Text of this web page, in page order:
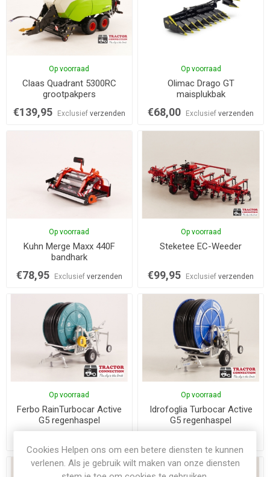
Op voorraad
Claas Quadrant 5300RC
grootpakpers
€139,95 Exclusief verzenden
Op voorraad
Olimac Drago GT
maisplukbak
€68,00 Exclusiefverzenden
Op voorraad
Kuhn Merge Maxx 440F
bandhark
€78,95 Exclusief verzenden
Op voorraad
Steketee EC-Weeder
€99,95 Exclusiefverzenden
Op voorraad
Ferbo RainTurbocar Active
G5 regenhaspel
Op voorraad
Idrofoglia Turbocar Active
G5 regenhaspel
Cookies Helpen ons om een betere diensten te kunnen
verlenen. Als je gebruik wilt maken van onze diensten